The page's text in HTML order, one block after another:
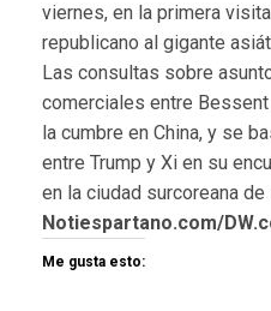
viernes, en la primera
republicano al gigante
Las consultas sobre
comerciales entre
la cumbre en China, y se
entre Trump y Xi en su
en la ciudad surcoreana de
Notiespartano.com/
Me gusta esto: